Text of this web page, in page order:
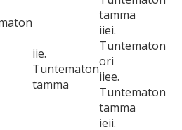
tamma
iie.
Tuntematon
tamma
iiei.
Tuntematon
ori
iiee.
Tuntematon
tamma
ieii.